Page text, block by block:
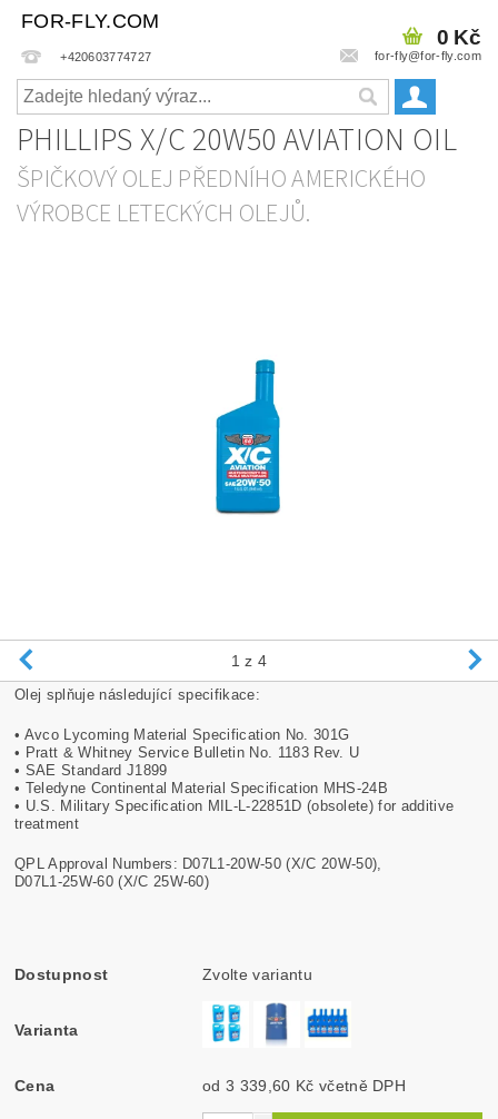
FOR-FLY.COM
+420603774727 for-fly@for-fly.com
0 Kč
PHILLIPS X/C 20W50 AVIATION OIL
ŠPIČKOVÝ OLEJ PŘEDNÍHO AMERICKÉHO
VÝROBCE LETECKÝCH OLEJŮ.
1 z 4
Olej splňuje následující specifikace:
• Avco Lycoming Material Specification No. 301G
• Pratt & Whitney Service Bulletin No. 1183 Rev. U
• SAE Standard J1899
• Teledyne Continental Material Specification MHS-24B
• U.S. Military Specification MIL-L-22851D (obsolete) for additive
treatment
QPL Approval Numbers: D07L1-20W-50 (X/C 20W-50),
D07L1-25W-60 (X/C 25W-60)
Dostupnost Zvolte variantu
Varianta
Cena od 3 339,60 Kč včetně DPH